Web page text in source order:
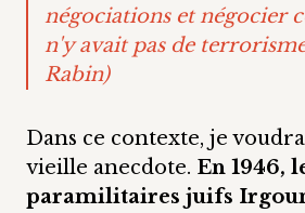
négociations et négocier
n'y avait pas de
Rabin)
Dans ce contexte, je
vieille anecdote. En 1946,
paramilitaires juifs